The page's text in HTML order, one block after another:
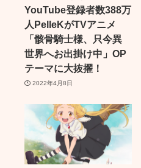
YouTube登録者数388万
人PelleKがTVアニメ
「骸骨騎士様、只今異
世界へお出掛け中」OP
テーマに大抜擢！
2022年4月8日